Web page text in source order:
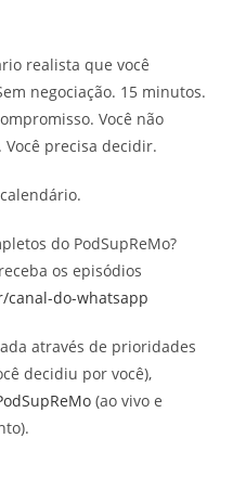
realista que você
negociação. 15 minutos.
Você não
precisa decidir.
do PodSupReMo?
os episódios
canal-do-whatsapp
através de prioridades
decidiu por você),
(ao vivo e